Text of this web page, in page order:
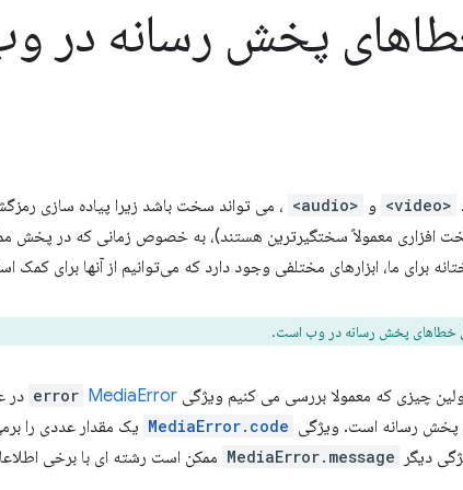
پخش رسانه در
<video> و <audio>
، می تواند سخت باشد زیرا پیاده سازی
افزاری معمولاً سختگیرترین هستند)، به خصوص زمانی که در پخش
ما، ابزارهای مختلفی وجود دارد که می‌توانیم از آنها برای کمک
خطاهای پخش رسانه در وب است.
چیزی که معمولا بررسی می کنیم ویژگی error MediaError
پخش رسانه است. ویژگی MediaError.code یک مقدار عددی را
دیگر
MediaError.message ممکن است رشته ای با برخی